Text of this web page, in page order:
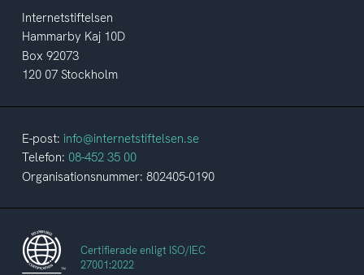
Internetstiftelsen
Hammarby Kaj 10D
Box 92073
120 07 Stockholm
E-post: info@internetstiftelsen.se
Telefon: 08-452 35 00
Organisationsnummer: 802405-0190
Certifierade enligt ISO/IEC
27001:2022